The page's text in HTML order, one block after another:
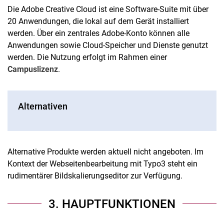
Die Adobe Creative Cloud ist eine Software-Suite mit über
20 Anwendungen, die lokal auf dem Gerät installiert
werden. Über ein zentrales Adobe-Konto können alle
Anwendungen sowie Cloud-Speicher und Dienste genutzt
werden. Die Nutzung erfolgt im Rahmen einer
Campuslizenz.
Alternativen
Alternative Produkte werden aktuell nicht angeboten. Im
Kontext der Webseitenbearbeitung mit Typo3 steht ein
rudimentärer Bildskalierungseditor zur Verfügung.
3. HAUPTFUNKTIONEN